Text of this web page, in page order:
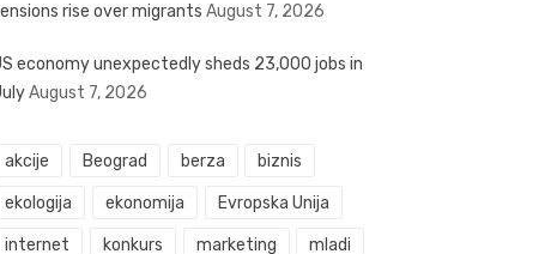
rise over migrants August 7, 2026
economy unexpectedly sheds 23,000 jobs in
August 7, 2026
akcije Beograd berza biznis
ekologija ekonomija Evropska Unija
internet konkurs marketing mladi